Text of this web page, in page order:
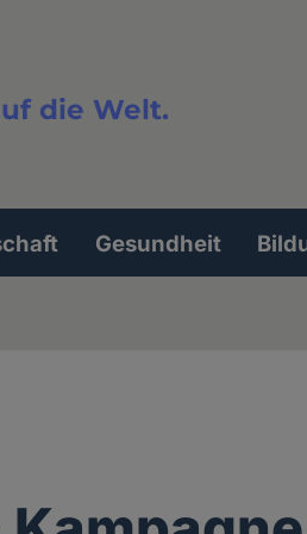
die Welt.
Gesundheit